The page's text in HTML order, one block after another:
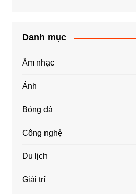
Danh mục
Âm nhạc
Ảnh
Bóng đá
Công nghệ
Du lịch
Giải trí